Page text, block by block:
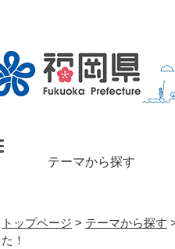
テーマから探す
トップページ > テーマから探す
た！